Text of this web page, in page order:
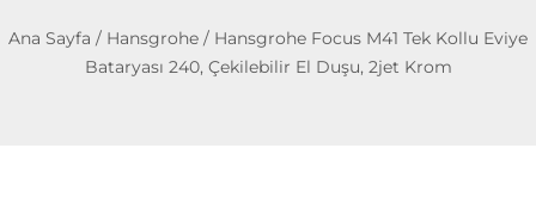
Ana Sayfa / Hansgrohe / Hansgrohe Focus M41 Tek Kollu Eviye
Bataryası 240, Çekilebilir El Duşu, 2jet Krom